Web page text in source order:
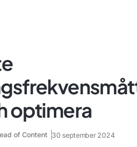
optimera
of Content 30 september 2024